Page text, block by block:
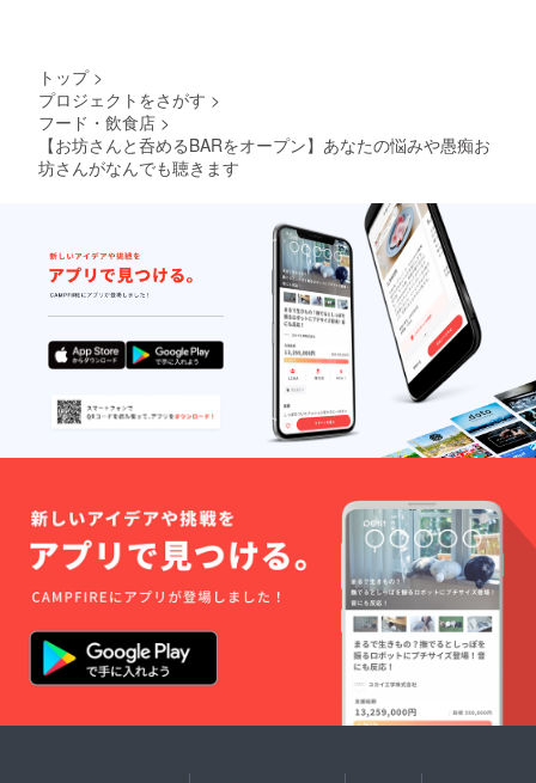
トップ >
プロジェクトをさがす >
フード・飲食店 >
【お坊さんと呑めるBARをオープン】あなたの悩みや愚痴お
坊さんがなんでも聴きます